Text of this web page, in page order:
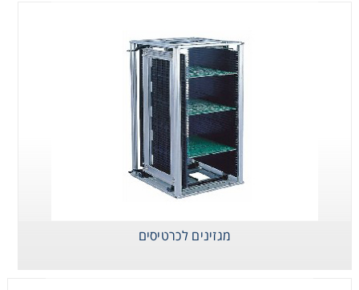
מגזינים לכרטיסים
Liquid Handling
Reagents & Kits